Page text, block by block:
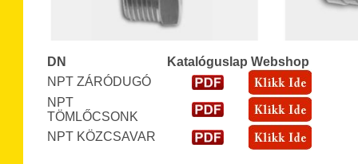
DN Katalóguslap Webshop
NPT ZÁRÓDUGÓ
NPT
TÖMLŐCSONK
NPT KÖZCSAVAR